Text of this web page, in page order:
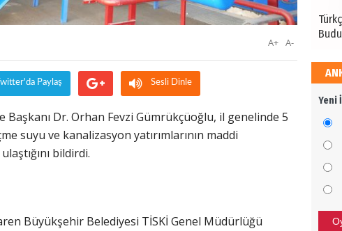
A-
A+
Twitter'da Paylaş Sesli Dinle
Dr. Orhan Fevzi Gümrükçüoğlu, il genelinde 5
suyu ve kanalizasyon yatırımlarının maddi
bildirdi.
Büyükşehir Belediyesi TİSKİ Genel Müdürlüğü
Yeni